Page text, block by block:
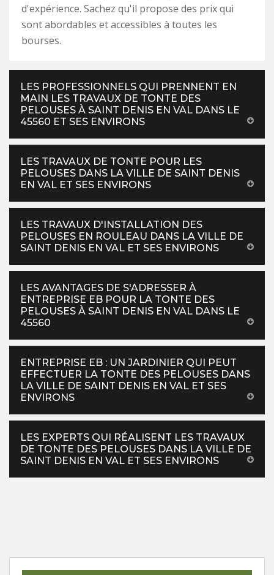
d'expérience. Sachez qu'il propose des prix qui
sont abordables et accessibles à toutes les
bourses.
LES PROFESSIONNELS QUI PRENNENT EN
MAIN LES TRAVAUX DE TONTE DES
PELOUSES À SAINT DENIS EN VAL DANS LE
45560 ET SES ENVIRONS
LES TRAVAUX DE TONTE POUR LES
PELOUSES DANS LA VILLE DE SAINT DENIS
EN VAL ET SES ENVIRONS
LES TRAVAUX D'INSTALLATION DES
PELOUSES EN ROULEAU DANS LA VILLE DE
SAINT DENIS EN VAL ET SES ENVIRONS
LES AVANTAGES DE S'ADRESSER À
ENTREPRISE EB POUR LA TONTE DES
PELOUSES À SAINT DENIS EN VAL DANS LE
45560
ENTREPRISE EB : UN JARDINIER QUI PEUT
EFFECTUER LA TONTE DES PELOUSES DANS
LA VILLE DE SAINT DENIS EN VAL ET SES
ENVIRONS
LES EXPERTS QUI RÉALISENT LES TRAVAUX
DE TONTE DES PELOUSES DANS LA VILLE DE
SAINT DENIS EN VAL ET SES ENVIRONS